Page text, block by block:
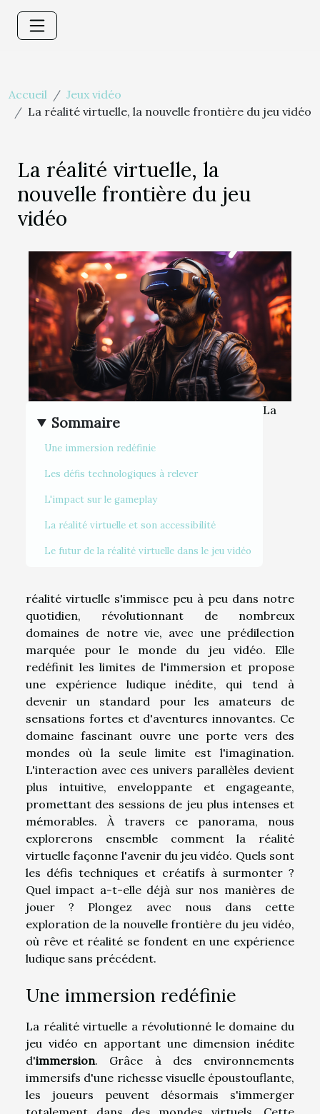
Accueil
Jeux vidéo
La réalité virtuelle, la nouvelle frontière du jeu vidéo
La réalité virtuelle, la
nouvelle frontière du jeu
vidéo
Sommaire
Une immersion redéfinie
Les défis technologiques à relever
L'impact sur le gameplay
La réalité virtuelle et son accessibilité
Le futur de la réalité virtuelle dans le jeu vidéo
La
réalité virtuelle s'immisce peu à peu dans notre
quotidien, révolutionnant de nombreux
domaines de notre vie, avec une prédilection
marquée pour le monde du jeu vidéo. Elle
redéfinit les limites de l'immersion et propose
une expérience ludique inédite, qui tend à
devenir un standard pour les amateurs de
sensations fortes et d'aventures innovantes. Ce
domaine fascinant ouvre une porte vers des
mondes où la seule limite est l'imagination.
L'interaction avec ces univers parallèles devient
plus intuitive, enveloppante et engageante,
promettant des sessions de jeu plus intenses et
mémorables. À travers ce panorama, nous
explorerons ensemble comment la réalité
virtuelle façonne l'avenir du jeu vidéo. Quels sont
les défis techniques et créatifs à surmonter ?
Quel impact a-t-elle déjà sur nos manières de
jouer ? Plongez avec nous dans cette
exploration de la nouvelle frontière du jeu vidéo,
où rêve et réalité se fondent en une expérience
ludique sans précédent.
Une immersion redéfinie
La réalité virtuelle a révolutionné le domaine du
jeu vidéo en apportant une dimension inédite
d'immersion. Grâce à des environnements
immersifs d'une richesse visuelle époustouflante,
les joueurs peuvent désormais s'immerger